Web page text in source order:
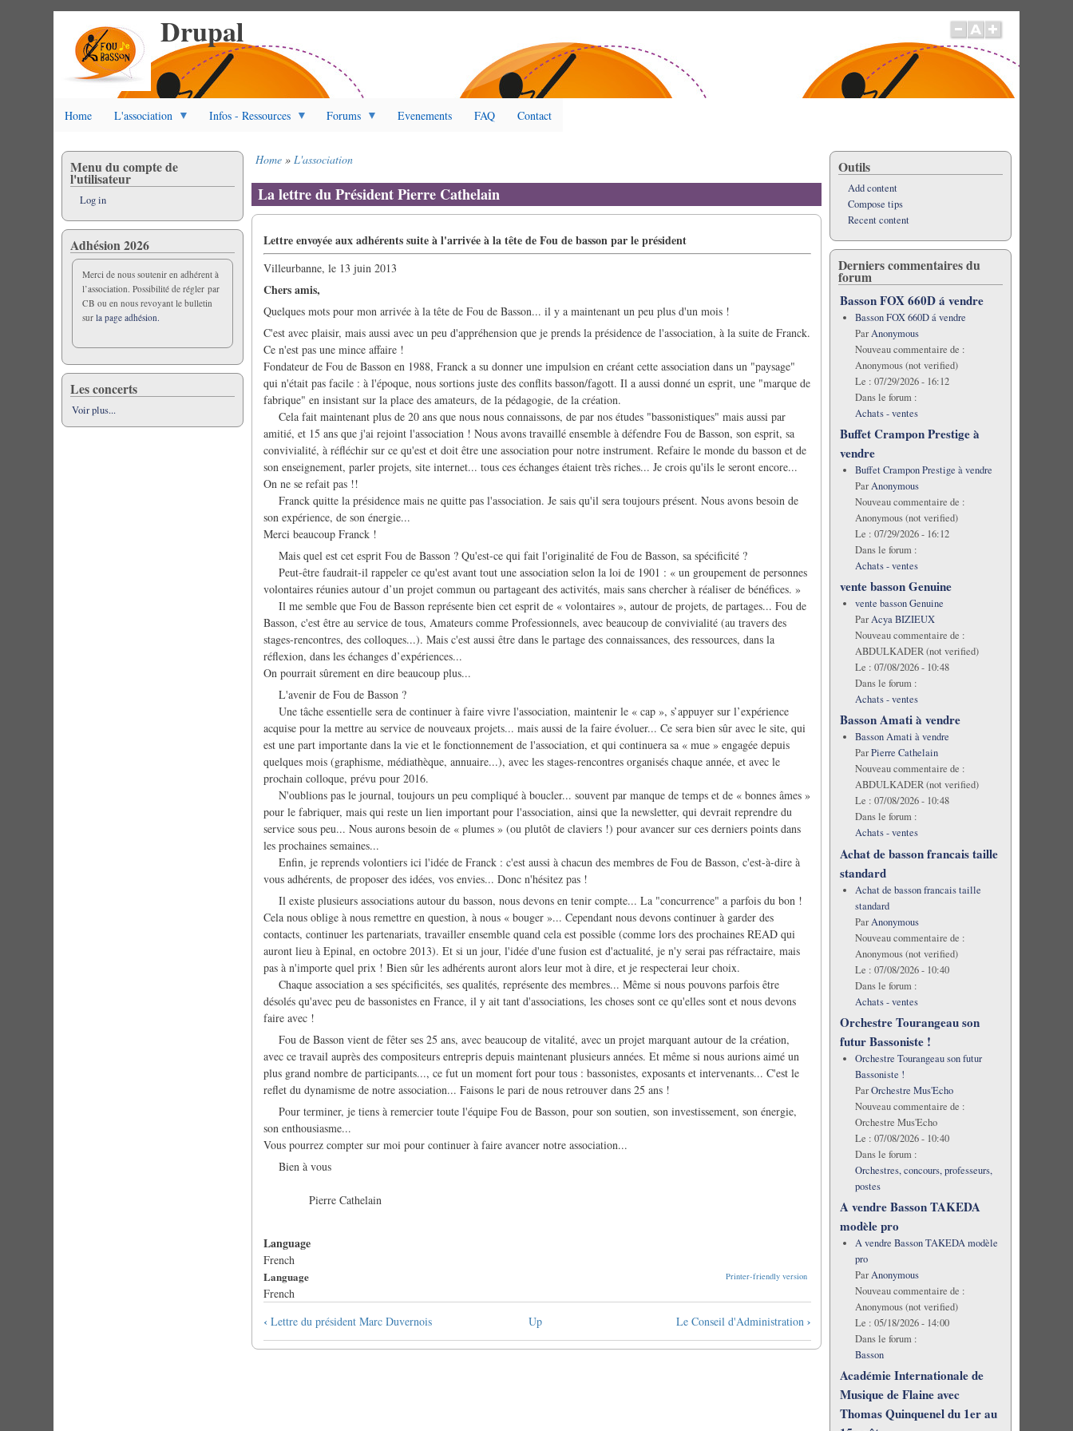
Drupal
Home L'association Infos - Ressources Forums Evenements FAQ Contact
Home L'association
La lettre du Président Pierre Cathelain
Lettre envoyée aux adhérents suite à l'arrivée à la tête de Fou de basson par le président
Villeurbanne, le 13 juin 2013
Chers amis,
Quelques mots pour mon arrivée à la tête de Fou de Basson... il y a maintenant un peu plus d'un mois !
C'est avec plaisir, mais aussi avec un peu d'appréhension que je prends la présidence de l'association, à la suite de Franck.
Ce n'est pas une mince affaire !
Fondateur de Fou de Basson en 1988, Franck a su donner une impulsion en créant cette association dans un "paysage"
qui n'était pas facile : à l'époque, nous sortions juste des conflits basson/fagott. Il a aussi donné un esprit, une "marque de
fabrique" en insistant sur la place des amateurs, de la pédagogie, de la création.
Cela fait maintenant plus de 20 ans que nous nous connaissons, de par nos études "bassonistiques" mais aussi par
amitié, et 15 ans que j'ai rejoint l'association ! Nous avons travaillé ensemble à défendre Fou de Basson, son esprit, sa
convivialité, à réfléchir sur ce qu'est et doit être une association pour notre instrument. Refaire le monde du basson et de
son enseignement, parler projets, site internet... tous ces échanges étaient très riches... Je crois qu'ils le seront encore...
On ne se refait pas !!
Franck quitte la présidence mais ne quitte pas l'association. Je sais qu'il sera toujours présent. Nous avons besoin de
son expérience, de son énergie...
Merci beaucoup Franck !
Mais quel est cet esprit Fou de Basson ? Qu'est-ce qui fait l'originalité de Fou de Basson, sa spécificité ?
Peut-être faudrait-il rappeler ce qu'est avant tout une association selon la loi de 1901 : « un groupement de personnes
volontaires réunies autour d’un projet commun ou partageant des activités, mais sans chercher à réaliser de bénéfices. »
Il me semble que Fou de Basson représente bien cet esprit de « volontaires », autour de projets, de partages... Fou de
Basson, c'est être au service de tous, Amateurs comme Professionnels, avec beaucoup de convivialité (au travers des
stages-rencontres, des colloques...). Mais c'est aussi être dans le partage des connaissances, des ressources, dans la
réflexion, dans les échanges d’expériences...
On pourrait sûrement en dire beaucoup plus...
L'avenir de Fou de Basson ?
Une tâche essentielle sera de continuer à faire vivre l'association, maintenir le « cap », s’appuyer sur l’expérience
acquise pour la mettre au service de nouveaux projets... mais aussi de la faire évoluer... Ce sera bien sûr avec le site, qui
est une part importante dans la vie et le fonctionnement de l'association, et qui continuera sa « mue » engagée depuis
quelques mois (graphisme, médiathèque, annuaire...), avec les stages-rencontres organisés chaque année, et avec le
prochain colloque, prévu pour 2016.
N'oublions pas le journal, toujours un peu compliqué à boucler... souvent par manque de temps et de « bonnes âmes »
pour le fabriquer, mais qui reste un lien important pour l'association, ainsi que la newsletter, qui devrait reprendre du
service sous peu... Nous aurons besoin de « plumes » (ou plutôt de claviers !) pour avancer sur ces derniers points dans
les prochaines semaines...
Enfin, je reprends volontiers ici l'idée de Franck : c'est aussi à chacun des membres de Fou de Basson, c'est-à-dire à
vous adhérents, de proposer des idées, vos envies... Donc n'hésitez pas !
Il existe plusieurs associations autour du basson, nous devons en tenir compte... La "concurrence" a parfois du bon !
Cela nous oblige à nous remettre en question, à nous « bouger »... Cependant nous devons continuer à garder des
contacts, continuer les partenariats, travailler ensemble quand cela est possible (comme lors des prochaines READ qui
auront lieu à Epinal, en octobre 2013). Et si un jour, l'idée d'une fusion est d'actualité, je n'y serai pas réfractaire, mais
pas à n'importe quel prix ! Bien sûr les adhérents auront alors leur mot à dire, et je respecterai leur choix.
Chaque association a ses spécificités, ses qualités, représente des membres... Même si nous pouvons parfois être
désolés qu'avec peu de bassonistes en France, il y ait tant d'associations, les choses sont ce qu'elles sont et nous devons
faire avec !
Fou de Basson vient de fêter ses 25 ans, avec beaucoup de vitalité, avec un projet marquant autour de la création,
avec ce travail auprès des compositeurs entrepris depuis maintenant plusieurs années. Et même si nous aurions aimé un
plus grand nombre de participants..., ce fut un moment fort pour tous : bassonistes, exposants et intervenants... C'est le
reflet du dynamisme de notre association... Faisons le pari de nous retrouver dans 25 ans !
Pour terminer, je tiens à remercier toute l'équipe Fou de Basson, pour son soutien, son investissement, son énergie,
son enthousiasme...
Vous pourrez compter sur moi pour continuer à faire avancer notre association...
Bien à vous
Pierre Cathelain
Language
French
Printer-friendly version
Language
French
Book
traversal
links
‹ Lettre du président Marc Duvernois Up Le Conseil d'Administration ›
Menu du compte de
l'utilisateur
Log in
Adhésion 2026
Merci de nous soutenir en adhérent à
l’association. Possibilité de régler par
CB ou en nous revoyant le bulletin
surla page adhésion.
Les concerts
Voir plus...
Outils
Add content
Compose tips
Recent content
Derniers commentaires du
forum
Basson FOX 660D á vendre
Basson FOX 660D á vendre
ParAnonymous
Nouveau commentaire de :
Anonymous (not verified)
Le : 07/29/2026 - 16:12
Dans le forum :
Achats - ventes
Buffet Crampon Prestige à
vendre
Buffet Crampon Prestige à vendre
ParAnonymous
Nouveau commentaire de :
Anonymous (not verified)
Le : 07/29/2026 - 16:12
Dans le forum :
Achats - ventes
vente basson Genuine
vente basson Genuine
ParAcya BIZIEUX
Nouveau commentaire de :
ABDULKADER (not verified)
Le : 07/08/2026 - 10:48
Dans le forum :
Achats - ventes
Basson Amati à vendre
Basson Amati à vendre
ParPierre Cathelain
Nouveau commentaire de :
ABDULKADER (not verified)
Le : 07/08/2026 - 10:48
Dans le forum :
Achats - ventes
Achat de basson francais taille
standard
Achat de basson francais taille
standard
ParAnonymous
Nouveau commentaire de :
Anonymous (not verified)
Le : 07/08/2026 - 10:40
Dans le forum :
Achats - ventes
Orchestre Tourangeau son
futur Bassoniste !
Orchestre Tourangeau son futur
Bassoniste !
ParOrchestre Mus'Echo
Nouveau commentaire de :
Orchestre Mus'Echo
Le : 07/08/2026 - 10:40
Dans le forum :
Orchestres, concours, professeurs,
postes
A vendre Basson TAKEDA
modèle pro
A vendre Basson TAKEDA modèle
pro
ParAnonymous
Nouveau commentaire de :
Anonymous (not verified)
Le : 05/18/2026 - 14:00
Dans le forum :
Basson
Académie Internationale de
Musique de Flaine avec
Thomas Quinquenel du 1er au